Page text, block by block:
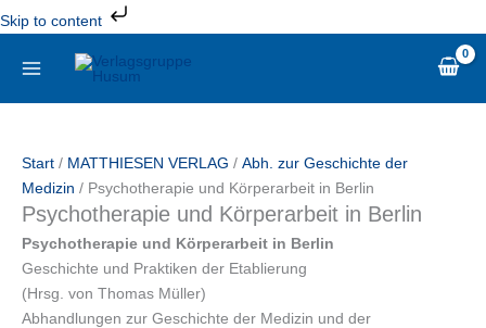
Skip to content
Inhalt
springen
Start / MATTHIESEN VERLAG / Abh. zur Geschichte der
Medizin / Psychotherapie und Körperarbeit in Berlin
Psychotherapie und Körperarbeit in Berlin
Psychotherapie und Körperarbeit in Berlin
Geschichte und Praktiken der Etablierung
(Hrsg. von Thomas Müller)
Abhandlungen zur Geschichte der Medizin und der
und
Menge